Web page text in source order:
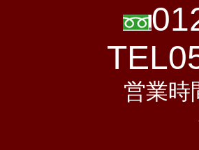
営業